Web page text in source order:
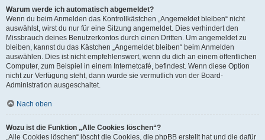
Warum werde ich automatisch abgemeldet?
Wenn du beim Anmelden das Kontrollkästchen „Angemeldet bleiben“ nicht
auswählst, wirst du nur für eine Sitzung angemeldet. Dies verhindert den
Missbrauch deines Benutzerkontos durch einen Dritten. Um angemeldet zu
bleiben, kannst du das Kästchen „Angemeldet bleiben“ beim Anmelden
auswählen. Dies ist nicht empfehlenswert, wenn du dich an einem öffentlichen
Computer, zum Beispiel in einem Internetcafé, befindest. Wenn diese Option
nicht zur Verfügung steht, dann wurde sie vermutlich von der Board-
Administration ausgeschaltet.
Nach oben
Wozu ist die Funktion „Alle Cookies löschen“?
„Alle Cookies löschen“ löscht die Cookies, die phpBB erstellt hat und die dafür